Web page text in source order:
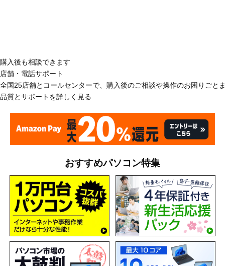
購入後も相談できます
店舗・電話サポート
全国25店舗とコールセンターで、購入後のご相談や操作のお困りごと
品質とサポートを詳しく見る
おすすめパソコン特集